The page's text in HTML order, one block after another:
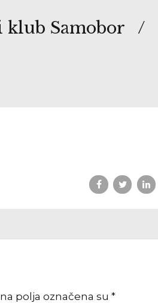
klub Samobor
polja označena su *